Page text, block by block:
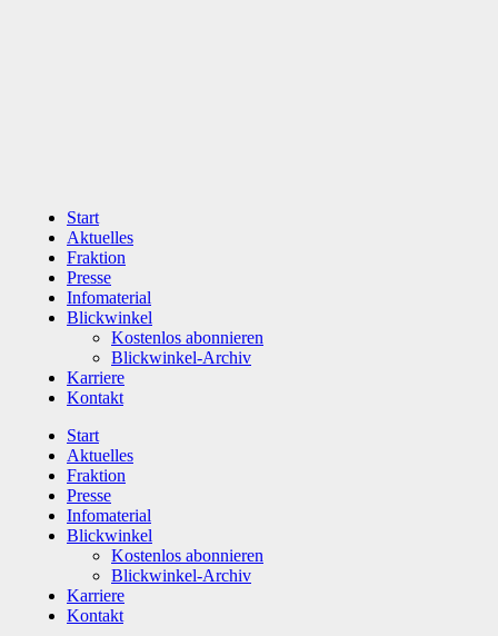
Start
Aktuelles
Fraktion
Presse
Infomaterial
Blickwinkel
Kostenlos abonnieren
Blickwinkel-Archiv
Karriere
Kontakt
Start
Aktuelles
Fraktion
Presse
Infomaterial
Blickwinkel
Kostenlos abonnieren
Blickwinkel-Archiv
Karriere
Kontakt